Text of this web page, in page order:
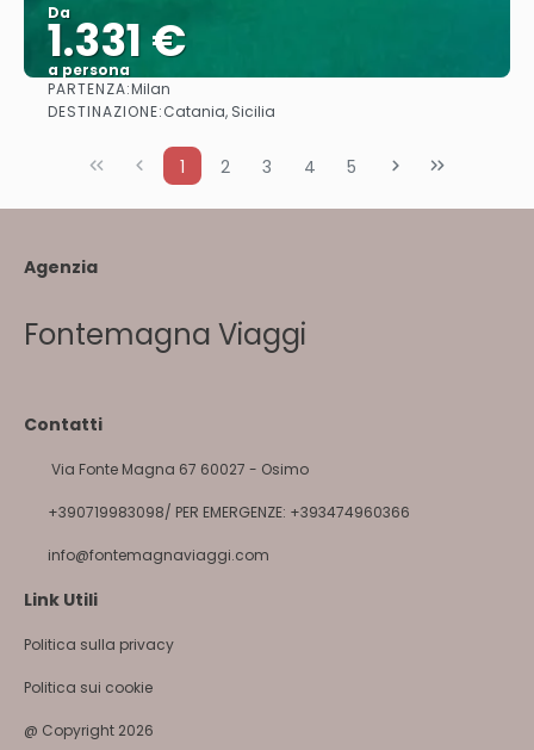
Da
1.331 €
a persona
Vedere
PARTENZA:Milan
DESTINAZIONE:Catania, Sicilia
1 2 3 4 5
Agenzia
Fontemagna Viaggi
Contatti
Via Fonte Magna 67 60027 - Osimo
+390719983098/ PER EMERGENZE: +393474960366
info@fontemagnaviaggi.com
Link Utili
Politica sulla privacy
Politica sui cookie
@ Copyright 2026